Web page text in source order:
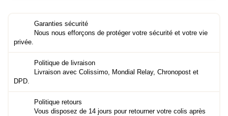
Garanties sécurité
Nous nous efforçons de protéger votre sécurité et votre vie
privée.
Politique de livraison
Livraison avec Colissimo, Mondial Relay, Chronopost et
DPD.
Politique retours
Vous disposez de 14 jours pour retourner votre colis après